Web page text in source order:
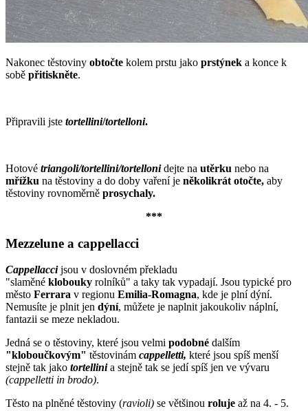
Nakonec těstoviny obtočte kolem prstu jako prstýnek a konce k
sobě přitiskněte.
Připravili jste tortellini/tortelloni.
Hotové triangoli/tortellini/tortelloni dejte na utěrku nebo na
mřížku na těstoviny a do doby vaření je několikrát otočte, aby
těstoviny rovnoměrně prosychaly.
***
Mezzelune a cappellacci
Cappellaccijsou v doslovném překladu
"slaměné klobouky rolníků" a taky tak vypadají. Jsou typické pro
město Ferrara v regionu Emilia-Romagna, kde je plní dýní.
Nemusíte je plnit jen dýní, můžete je naplnit jakoukoliv náplní,
fantazii se meze nekladou.
Jedná se o těstoviny, které jsou velmi podobné dalším
"kloboučkovým" těstovinám cappelletti, které jsou spíš menší
stejně tak jako tortellinia stejně tak se jedí spíš jen ve vývaru
(cappelletti in brodo).
Těsto na plněné těstoviny (ravioli) se většinou roluje až na 4. - 5.